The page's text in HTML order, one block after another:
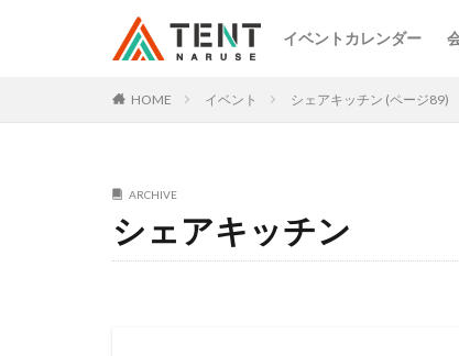
イベントカレンダー
HOME イベント シェアキッチン (ページ89)
ARCHIVE
シェアキッチン